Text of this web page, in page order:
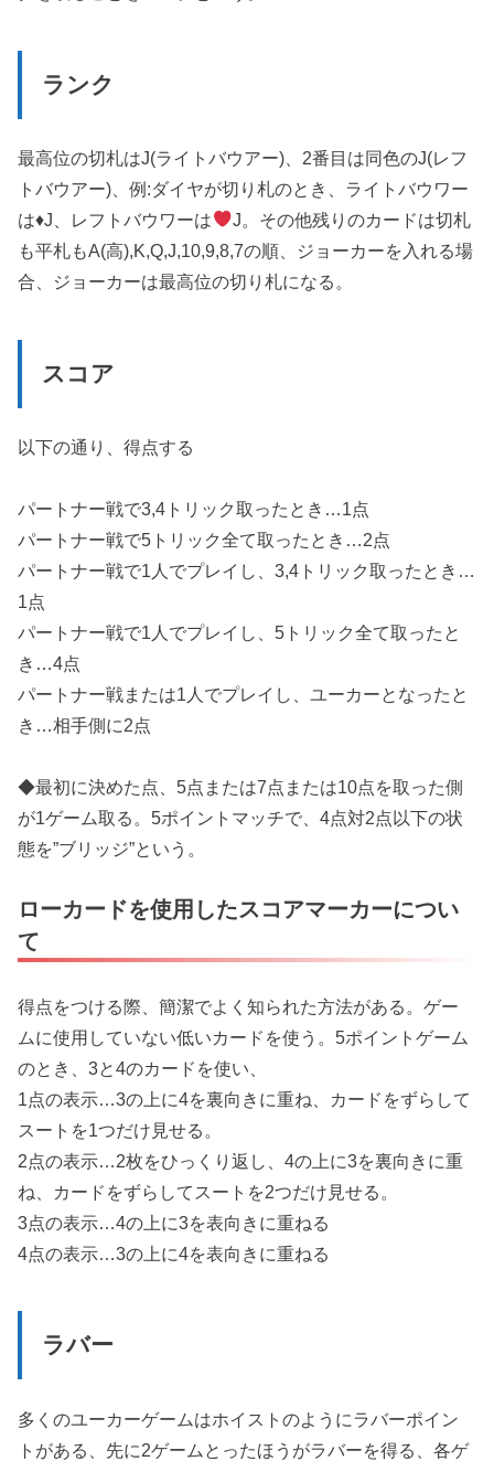
ランク
最高位の切札はJ(ライトバウアー)、2番目は同色のJ(レフ
トバウアー)、例:ダイヤが切り札のとき、ライトバウワー
は♦️J、レフトバウワーは
J。その他残りのカードは切札
も平札もA(高),K,Q,J,10,9,8,7の順、ジョーカーを入れる場
合、ジョーカーは最高位の切り札になる。
スコア
以下の通り、得点する
パートナー戦で3,4トリック取ったとき…1点
パートナー戦で5トリック全て取ったとき…2点
パートナー戦で1人でプレイし、3,4トリック取ったとき…
1点
パートナー戦で1人でプレイし、5トリック全て取ったと
き…4点
パートナー戦または1人でプレイし、ユーカーとなったと
き…相手側に2点
◆最初に決めた点、5点または7点または10点を取った側
が1ゲーム取る。5ポイントマッチで、4点対2点以下の状
態を”ブリッジ”という。
ローカードを使用したスコアマーカーについ
て
得点をつける際、簡潔でよく知られた方法がある。ゲー
ムに使用していない低いカードを使う。5ポイントゲーム
のとき、3と4のカードを使い、
1点の表示…3の上に4を裏向きに重ね、カードをずらして
スートを1つだけ見せる。
2点の表示…2枚をひっくり返し、4の上に3を裏向きに重
ね、カードをずらしてスートを2つだけ見せる。
3点の表示…4の上に3を表向きに重ねる
4点の表示…3の上に4を表向きに重ねる
ラバー
多くのユーカーゲームはホイストのようにラバーポイン
トがある、先に2ゲームとったほうがラバーを得る、各ゲ